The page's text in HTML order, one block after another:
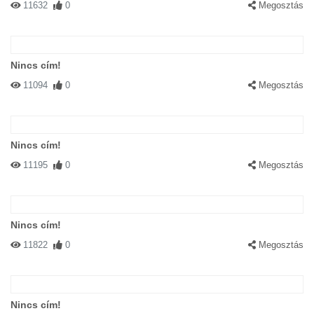
11632 0 Megosztás
Nincs cím!
11094 0 Megosztás
Nincs cím!
11195 0 Megosztás
Nincs cím!
11822 0 Megosztás
Nincs cím!